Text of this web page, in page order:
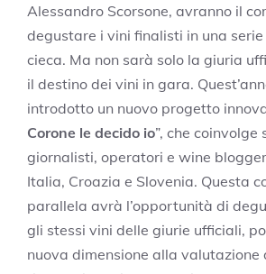
Alessandro Scorsone, avranno il
degustare i vini finalisti in una
cieca. Ma non sarà solo la giuria
il destino dei vini in gara.
introdotto un nuovo progetto
Corone le decido io”, che coinvolge
giornalisti, operatori e wine
Italia, Croazia e Slovenia. Questa
parallela avrà l’opportunità di
gli stessi vini delle giurie ufficiali,
nuova dimensione alla valutazione